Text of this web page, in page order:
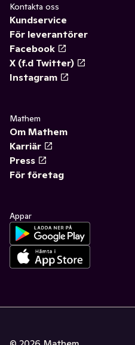
Kontakta oss
Kundservice
För leverantörer
Facebook
X (f.d Twitter)
Instagram
Mathem
Om Mathem
Karriär
Press
För företag
Appar